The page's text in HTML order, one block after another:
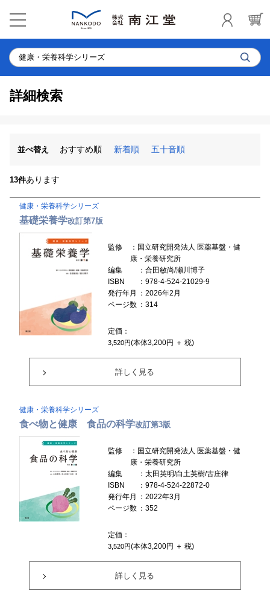
詳細検索
並べ替え おすすめ順 新着順 五十音順
13件あります
健康・栄養科学シリーズ
基礎栄養学改訂第7版
監修
：国立研究開発法人 医薬基盤・健
康・栄養研究所
編集
：合田敏尚/瀬川博子
ISBN
：978-4-524-21029-9
発行年月
：2026年2月
ページ数 ：314
定価：
3,520円(本体3,200円 ＋ 税)
詳しく見る
健康・栄養科学シリーズ
食べ物と健康 食品の科学改訂第3版
監修
：国立研究開発法人 医薬基盤・健
康・栄養研究所
編集
：太田英明/白土英樹/古庄律
ISBN
：978-4-524-22872-0
発行年月
：2022年3月
ページ数 ：352
定価：
3,520円(本体3,200円 ＋ 税)
詳しく見る